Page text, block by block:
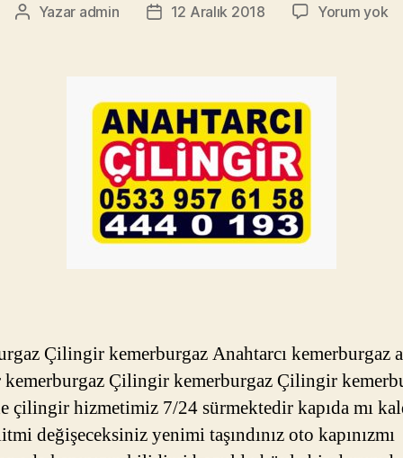
Yazının
Yazar admin
Yazı12 Aralık 2018 Yorum yok
Çilingir kemerburgaz Anahtarcı kemerburgaz
Çilingir kemerburgaz Çilingir
çilingir hizmetimiz 7/24 sürmektedir kapıda mı
değişeceksiniz yenimi taşındınız oto kapınızmı